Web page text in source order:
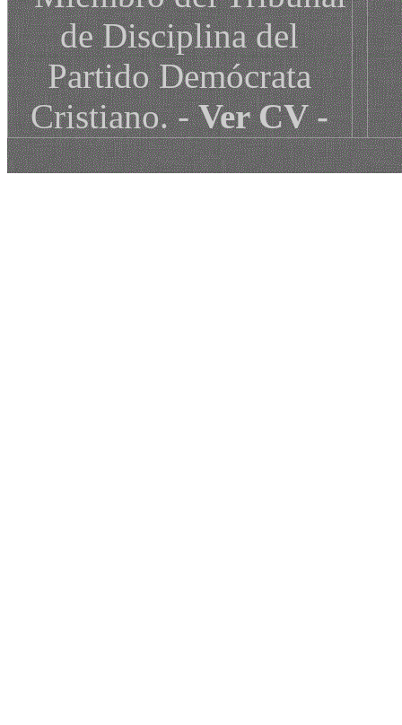
de Disciplina del
Partido Demócrata
Cristiano. -Ver CV-